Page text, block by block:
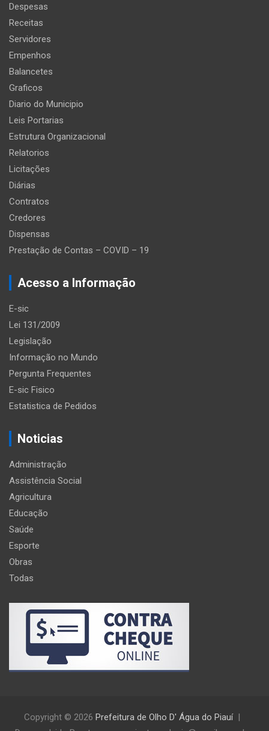
Despesas
Receitas
Servidores
Empenhos
Balancetes
Graficos
Diario do Municipio
Leis Portarias
Estrutura Organizacional
Relatorios
Licitações
Diárias
Contratos
Credores
Dispensas
Prestação de Contas – COVID – 19
Acesso a Informação
E-sic
Lei 131/2009
Legislação
Informação no Mundo
Pergunta Frequentes
E-sic Fisico
Estatistica de Pedidos
Noticias
Administração
Assistência Social
Agricultura
Educação
Saúde
Esporte
Obras
Todas
Copyright © 2026 Prefeitura de Olho D' Água do Piauí